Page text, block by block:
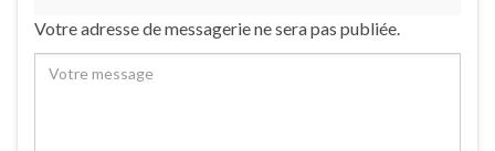
Votre adresse de messagerie ne sera pas publiée.